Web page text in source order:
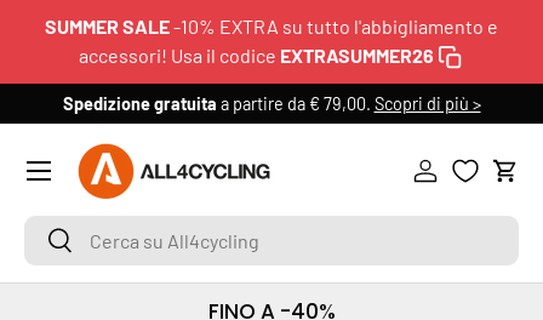
SUMMER SALE-10% EXTRA su tutto l'abbigliamento e
accessori! Usa il codice EXTRASUMMER26
Spedizione gratuita a partire da € 79,00. Scopri di più >
Cerca su All4cycling
Cerca
Accedi
Menu
FINO A -40%